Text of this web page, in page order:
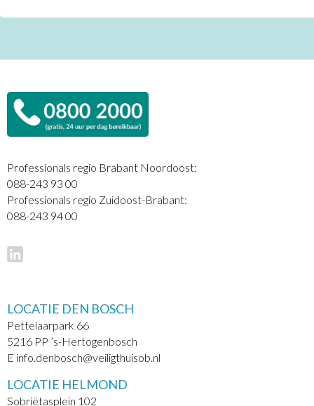
Professionals regio Brabant Noordoost:
088-243 93 00
Professionals regio Zuidoost-Brabant:
088-243 94 00
LOCATIE DEN BOSCH
Pettelaarpark 66
5216 PP ’s-Hertogenbosch
E info.denbosch@veiligthuisob.nl
LOCATIE HELMOND
Sobriëtasplein 102